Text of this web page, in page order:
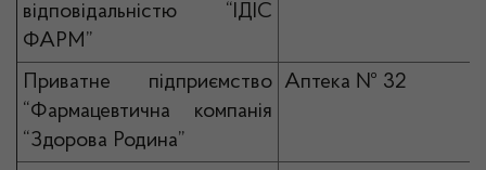
відповідальністю “ІДІС
ФАРМ”
Приватне підприємство
“Фармацевтична компанія
“Здорова Родина”
Аптека № 32